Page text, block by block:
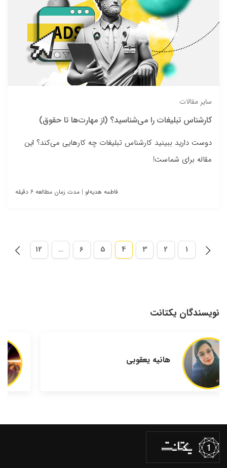
سایر مقالات
کارشناس تبلیغات را می‌شناسید؟ (از مهارت‌ها تا حقوق)
دوست دارید ببینید کارشناس تبلیغات چه کارهایی می‌کند؟ این
مقاله برای شماست!
فاطمه هدیه‌لو | مدت زمان مطالعه ۶ دقیقه

1
2
3
4
5
6
…
12

نویسندگان یکتانت